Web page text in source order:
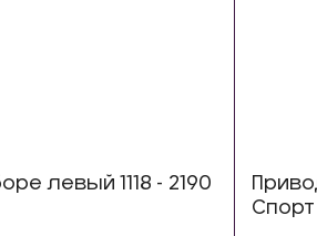
левый 1118 - 2190
Спорт